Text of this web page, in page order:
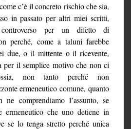
c’è il concreto rischio che sia,
in passato per altri miei scritti,
controverso per un difetto di
perché, come a taluni farebbe
due, o il mittente o il ricevente,
per il semplice motivo che non ci
non tanto perché non
ermeneutico comune, quanto
comprendiamo l’assunto, se
ermeneutico che uno detiene in
se lo tenga stretto perché unica